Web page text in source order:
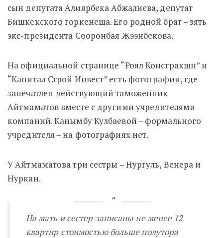
сын депутата Алиярбека Абжалиева, депутат
Бишкекского горкенеша. Его родной брат – зять
экс-президента Сооронбая Жээнбекова.
На официальной странице “Роял Констракшн” и
“Капитал Строй Инвест” есть фотографии, где
запечатлен действующий таможенник
Айтмаматов вместе с другими учредителями
компаний. Канымбу Кулбаевой – формального
учредителя – на фотографиях нет.
У Айтмаматова три сестры – Нургуль, Венера и
Нуркан.
На мать и сестер записаны не менее 12
квартир стоимостью больше полутора